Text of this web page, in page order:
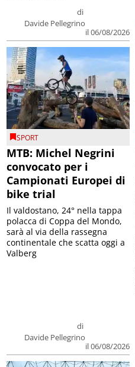
di
Davide Pellegrino
il 06/08/2026
SPORT
MTB: Michel Negrini
convocato per i
Campionati Europei di
bike trial
di
Davide Pellegrino
il 06/08/2026
Il valdostano, 24° nella tappa
polacca di Coppa del Mondo,
sarà al via della rassegna
continentale che scatta oggi a
Valberg